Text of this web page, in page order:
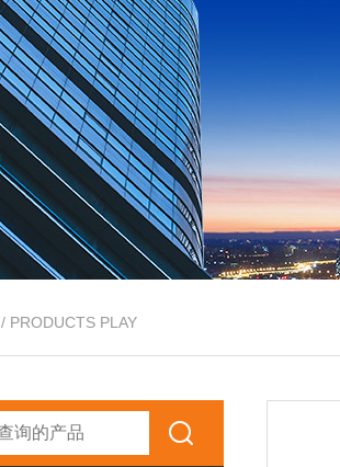
/ PRODUCTS PLAY